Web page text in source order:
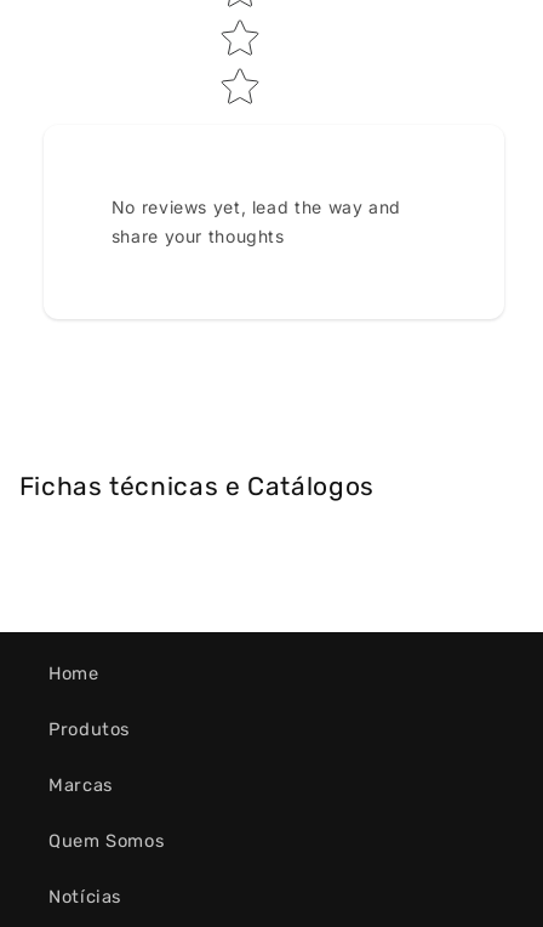
No reviews yet, lead the way and
share your thoughts
Fichas técnicas e Catálogos
Home
Produtos
Marcas
Quem Somos
Notícias